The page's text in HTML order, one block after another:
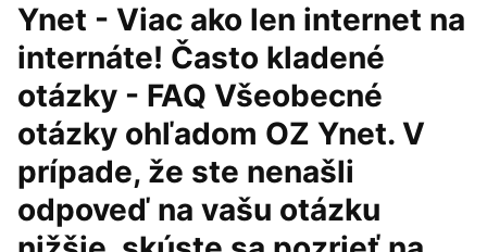
Ynet - Viac ako len internet na
internáte! Často kladené
otázky - FAQ Všeobecné
otázky ohľadom OZ Ynet. V
prípade, že ste nenašli
odpoveď na vašu otázku